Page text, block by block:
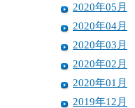
2020年05月
2020年04月
2020年03月
2020年02月
2020年01月
2019年12月